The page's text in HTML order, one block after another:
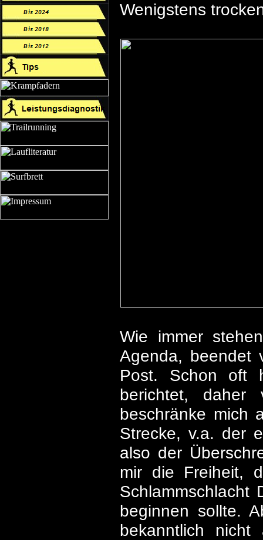
Wenigstens
Wie immer
Agenda, beendet
Post. Schon oft
berichtet,
beschränke mich
Strecke, v.a. der
also der
mir die Freiheit,
Schlammschlacht
beginnen sollte.
bekanntlich nicht